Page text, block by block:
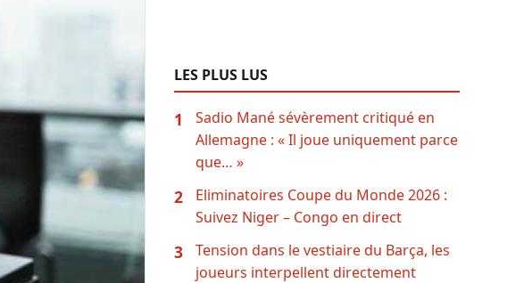
LES PLUS LUS
1
Sadio Mané sévèrement critiqué en
Allemagne : « Il joue uniquement parce
que… »
2
Eliminatoires Coupe du Monde 2026 :
Suivez Niger – Congo en direct
3
Tension dans le vestiaire du Barça, les
joueurs interpellent directement